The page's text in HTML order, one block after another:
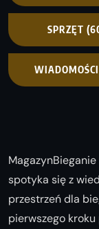
SPRZĘT
WIADOMOŚCI
spotyka się z
przestrzeń dla
pierwszego